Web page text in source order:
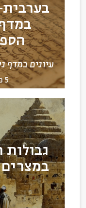
עיונים במדף
5 פרקים
גבולות
במצרים